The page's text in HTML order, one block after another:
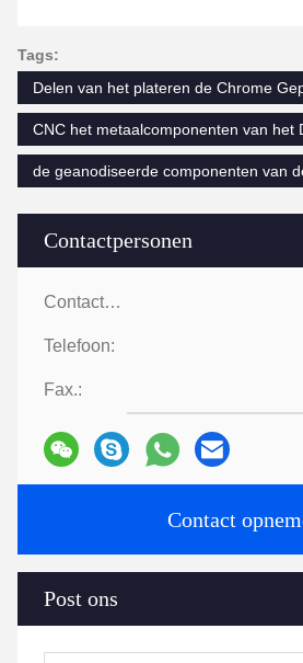
Contactpersonen
Contactpersonen:
Telefoon:
Fax.:
Contact
Post ons
Tags:
Delen van het plateren de Chrome
CNC het metaalcomponenten van het
de geanodiseerde componenten van